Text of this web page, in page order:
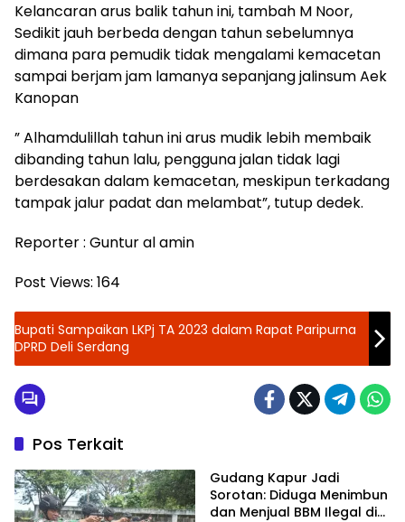
Kelancaran arus balik tahun ini, tambah M Noor,
Sedikit jauh berbeda dengan tahun sebelumnya
dimana para pemudik tidak mengalami kemacetan
sampai berjam jam lamanya sepanjang jalinsum Aek
Kanopan
” Alhamdulillah tahun ini arus mudik lebih membaik
dibanding tahun lalu, pengguna jalan tidak lagi
berdesakan dalam kemacetan, meskipun terkadang
tampak jalur padat dan melambat”, tutup dedek.
Reporter : Guntur al amin
Post Views: 164
Bupati Sampaikan LKPj TA 2023 dalam Rapat Paripurna
DPRD Deli Serdang
Pos Terkait
Gudang Kapur Jadi
Sorotan: Diduga Menimbun
dan Menjual BBM Ilegal di